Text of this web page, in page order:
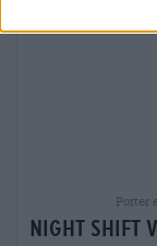
Porter
night shift